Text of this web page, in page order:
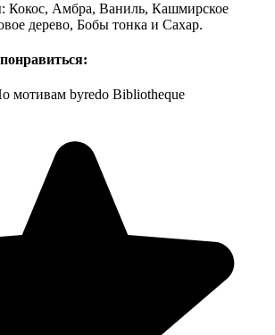
Кокос, Амбра, Ваниль, Кашмирское
дерево, Бобы тонка и Сахар.